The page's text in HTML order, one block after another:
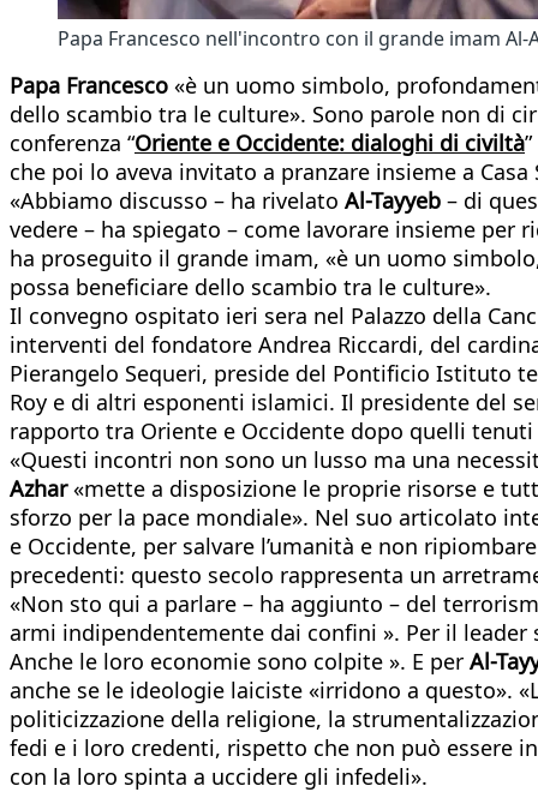
Papa Francesco nell'incontro con il grande imam
Papa Francesco «è un uomo simbolo,
dello scambio tra le culture». Sono parole non di
conferenza “Oriente e Occidente: dialoghi di civiltà
che poi lo aveva invitato a pranzare insieme a Casa
«Abbiamo discusso – ha rivelato Al-Tayyeb – di
vedere – ha spiegato – come lavorare insieme
ha proseguito il grande imam, «è un uomo
possa beneficiare dello scambio tra le culture».
Il convegno ospitato ieri sera nel Palazzo della
interventi del fondatore Andrea Riccardi, del
Pierangelo Sequeri, preside del Pontificio Istituto
Roy e di altri esponenti islamici. Il presidente del
rapporto tra Oriente e Occidente dopo quelli tenuti
«Questi incontri non sono un lusso ma una
Azhar«mette a disposizione le proprie risorse e
sforzo per la pace mondiale». Nel suo articolato
e Occidente, per salvare l’umanità e non
precedenti: questo secolo rappresenta un
«Non sto qui a parlare – ha aggiunto – del
armi indipendentemente dai confini ». Per il
Anche le loro economie sono colpite ». E per Al-
anche se le ideologie laiciste «irridono a questo».
politicizzazione della religione, la
fedi e i loro credenti, rispetto che non può essere
con la loro spinta a uccidere gli infedeli».